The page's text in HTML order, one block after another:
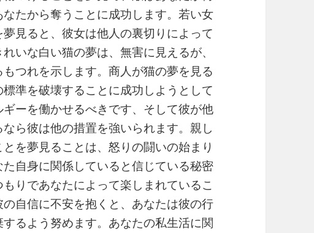
たから奪うことに成功します。若い女
見ると、彼女は他人の裏切りによって
いな白い猫の夢は、無害に見えるが、
つれを示します。商人が猫の夢を見る
準を破壊することに成功しようとして
ーを働かせるべきです、そして彼が他
ら彼は他の措置を強いられます。親し
を夢見ることは、怒りの闘いの始まり
自身に関係していると信じている秘密
りであなたによって楽しまれているこ
自信に不安を抱くと、あなたは彼の行
るよう努めます。あなたの私生活に関